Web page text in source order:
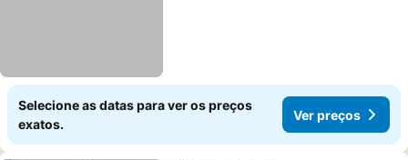
Selecione as datas para ver os preços
exatos.
Ver preços